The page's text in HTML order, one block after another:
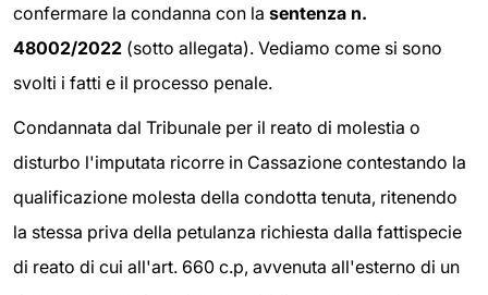
confermare la condanna con la sentenza n.
48002/2022 (sotto allegata). Vediamo come si sono
svolti i fatti e il processo penale.
Condannata dal Tribunale per il reato di molestia o
disturbo l'imputata ricorre in Cassazione contestando la
qualificazione molesta della condotta tenuta, ritenendo
la stessa priva della petulanza richiesta dalla fattispecie
di reato di cui all'art. 660 c.p, avvenuta all'esterno di un